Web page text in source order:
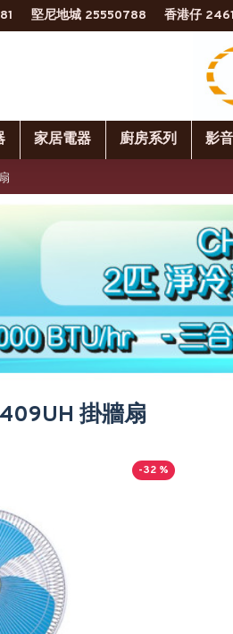
堅尼地城 25550788 香港仔
家居電器 廚房系列 影
掛牆扇
-32 %